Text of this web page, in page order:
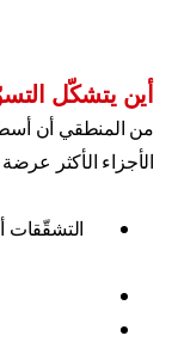
أين يتشكّل
من المنطقي أن
الأجزاء الأكثر
التشقّقات